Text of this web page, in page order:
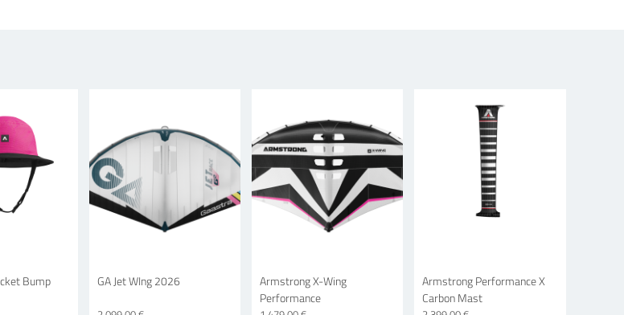
Bump
GA Jet WIng 2026
Armstrong X-Wing
Performance
Armstrong Performance X
Carbon Mast